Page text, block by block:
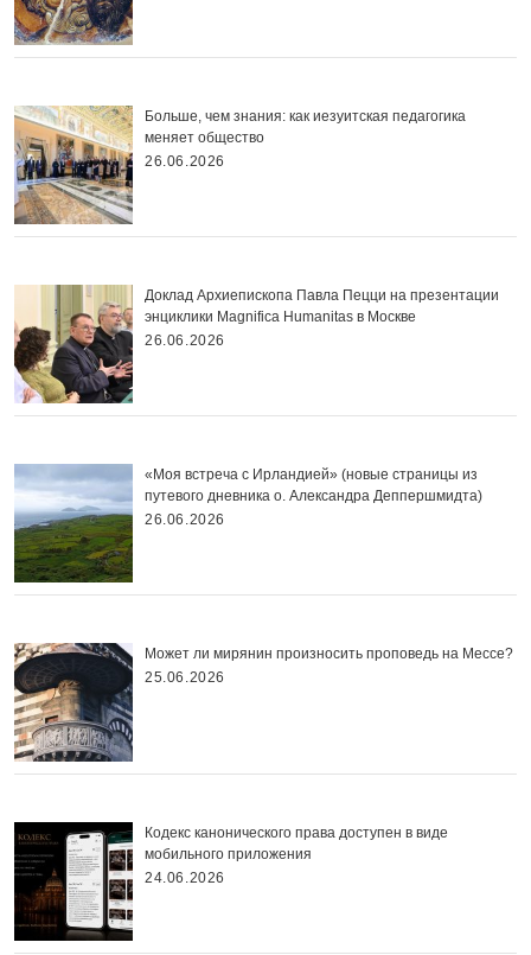
Больше, чем знания: как иезуитская педагогика
меняет общество
26.06.2026
Доклад Архиепископа Павла Пецци на презентации
энциклики Magnifica Нumanitas в Москве
26.06.2026
«Моя встреча с Ирландией» (новые страницы из
путевого дневника о. Александра Деппершмидта)
26.06.2026
Может ли мирянин произносить проповедь на Мессе?
25.06.2026
Кодекс канонического права доступен в виде
мобильного приложения
24.06.2026